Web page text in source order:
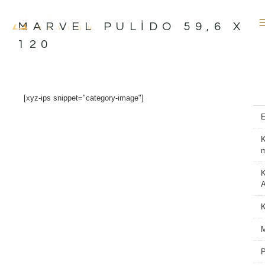
MARVEL PULIDO 59,6 X
120
[xyz-ips snippet="category-image"]